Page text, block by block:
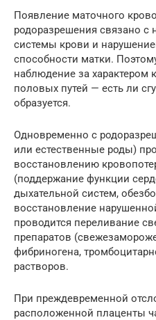
Появление маточного
родоразрешения связано
системы крови и
способности матки.
наблюдение за характером
половых путей — есть ли
образуется.
Одновременно с
или естественные роды)
восстановлению
(поддержание функции
дыхательной систем,
восстановление
проводится переливание
препаратов
фибриногена,
растворов.
При преждевременной
расположенной плаценты